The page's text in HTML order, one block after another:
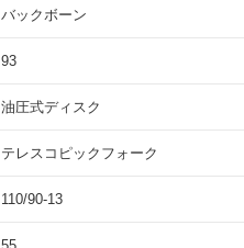
バックボーン
93
油圧式ディスク
テレスコピックフォーク
110/90-13